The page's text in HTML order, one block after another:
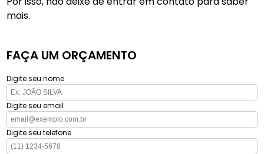
mais.
FAÇA UM ORÇAMENTO
Digite seu nome
Digite seu email
Digite seu telefone